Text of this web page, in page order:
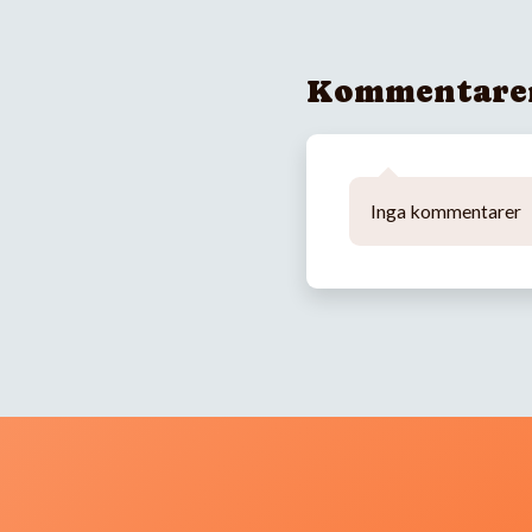
Inga kommentarer